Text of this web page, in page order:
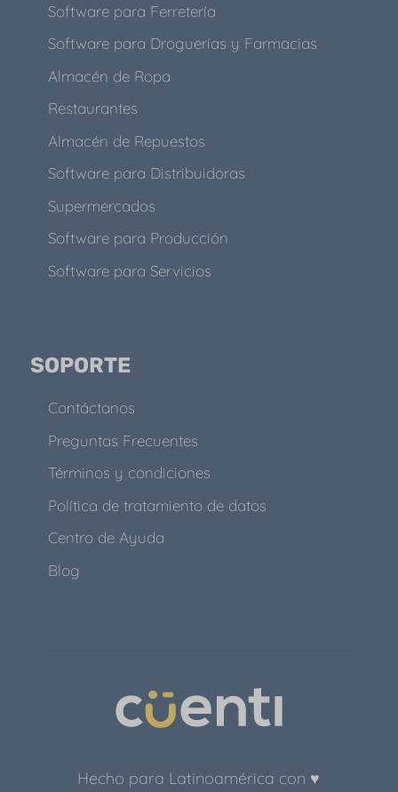
Software para Ferretería
Software para Droguerías y Farmacias
Almacén de Ropa
Restaurantes
Almacén de Repuestos
Software para Distribuidoras
Supermercados
Software para Producción
Software para Servicios
SOPORTE
Contáctanos
Preguntas Frecuentes
Términos y condiciones
Política de tratamiento de datos
Centro de Ayuda
Blog
Hecho para Latinoamérica con ♥